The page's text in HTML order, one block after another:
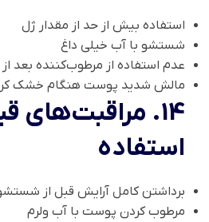
استفاده بیش از حد از مقدار ژل
شستشو با آب خیلی داغ
عدم استفاده از مرطوب‌کننده بعد
مالش شدید پوست هنگام خشک
14. مراقبت‌های
استفاده
برداشتن کامل آرایش قبل از
مرطوب کردن پوست با آب ولرم